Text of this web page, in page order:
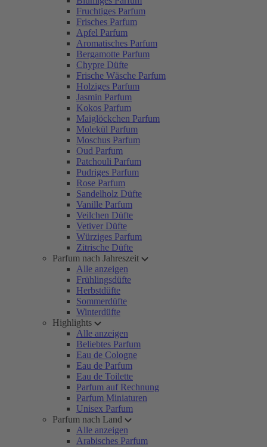
Fruchtiges Parfum
Frisches Parfum
Apfel Parfum
Aromatisches Parfum
Bergamotte Parfum
Chypre Düfte
Frische Wäsche Parfum
Holziges Parfum
Jasmin Parfum
Kokos Parfum
Maiglöckchen Parfum
Molekül Parfum
Moschus Parfum
Oud Parfum
Patchouli Parfum
Pudriges Parfum
Rose Parfum
Sandelholz Düfte
Vanille Parfum
Veilchen Düfte
Vetiver Düfte
Würziges Parfum
Zitrische Düfte
Parfum nach Jahreszeit
Alle anzeigen
Frühlingsdüfte
Herbstdüfte
Sommerdüfte
Winterdüfte
Highlights
Alle anzeigen
Beliebtes Parfum
Eau de Cologne
Eau de Parfum
Eau de Toilette
Parfum auf Rechnung
Parfum Miniaturen
Unisex Parfum
Parfum nach Land
Alle anzeigen
Arabisches Parfum